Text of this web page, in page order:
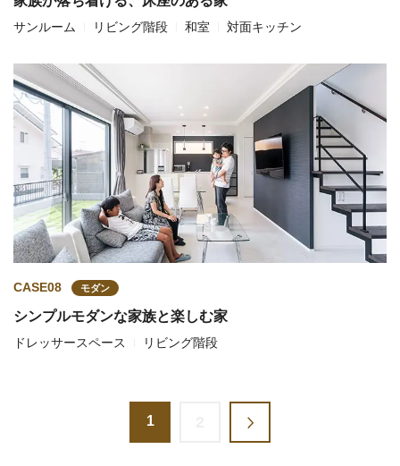
サンルーム リビング階段 和室 対面キッチン
CASE08 モダン
シンプルモダンな家族と楽しむ家
ドレッサースペース リビング階段
1